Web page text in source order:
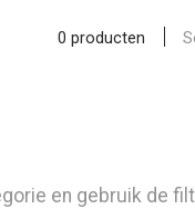
0 producten
en gebruik de